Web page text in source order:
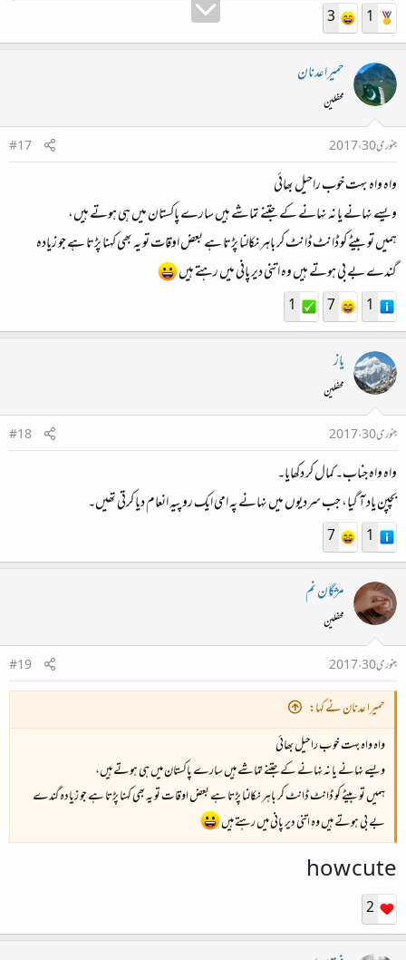
1
3
حمیرا عدنان
محفلین
جنوری 30، 2017
#17
واہ واہ بہت خوب راحیل بھائی
ویسے نہانے یا نہ نہانے کے جتنے تماشے ہیں سارے پاکستان میں ہی ہوتے ہیں،
ہمیں تو بیٹے کو ڈانٹ ڈانٹ کر باہر نکالنا پڑتا ہے بعض اوقات تو یہ بھی کہنا پڑتا ہے جو زیادہ
گندے بے بی ہوتے ہیں وہ اتنی دیر پانی میں رہتے ہیں
1
7
1
یاز
محفلین
جنوری 30، 2017
#18
واہ واہ جناب۔ کمال کر دکھایا۔
بچپن یاد آ گیا، جب سردیوں میں نہانے پہ امی ایک روپیہ انعام دیا کرتی تھیں۔
1
7
مژگان نم
محفلین
جنوری 30، 2017
#19
حمیرا عدنان نے کہا:
واہ واہ بہت خوب راحیل بھائی
ویسے نہانے یا نہ نہانے کے جتنے تماشے ہیں سارے پاکستان میں ہی ہوتے ہیں،
ہمیں تو بیٹے کو ڈانٹ ڈانٹ کر باہر نکالنا پڑتا ہے بعض اوقات تو یہ بھی کہنا پڑتا ہے جو زیادہ گندے
بے بی ہوتے ہیں وہ اتنی دیر پانی میں رہتے ہیں
how cute
2